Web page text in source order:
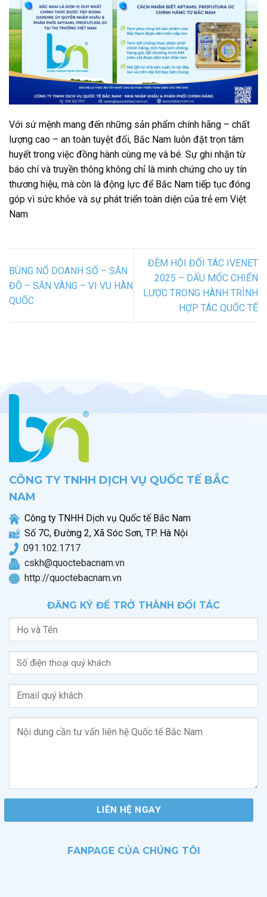
Với sứ mệnh mang đến những sản phẩm chính hãng – chất
lượng cao – an toàn tuyệt đối, Bắc Nam luôn đặt trọn tâm
huyết trong việc đồng hành cùng mẹ và bé. Sự ghi nhận từ
báo chí và truyền thông không chỉ là minh chứng cho uy tín
thương hiệu, mà còn là động lực để Bắc Nam tiếp tục đóng
góp vì sức khỏe và sự phát triển toàn diện của trẻ em Việt
Nam
BÙNG NỔ DOANH SỐ – SĂN
ĐÔ – SĂN VÀNG – VI VU HÀN
QUỐC
ĐÊM HỘI ĐỐI TÁC IVENET
2025 – DẤU MỐC CHIẾN
LƯỢC TRONG HÀNH TRÌNH
HỢP TÁC QUỐC TẾ
CÔNG TY TNHH DỊCH VỤ QUỐC TẾ BẮC
NAM
Công ty TNHH Dịch vụ Quốc tế Bắc Nam
Số 7C, Đường 2, Xã Sóc Sơn, TP. Hà Nội
091.102.1717
cskh@quoctebacnam.vn
http://quoctebacnam.vn
ĐĂNG KÝ ĐỂ TRỞ THÀNH ĐỐI TÁC
FANPAGE CỦA CHÚNG TÔI